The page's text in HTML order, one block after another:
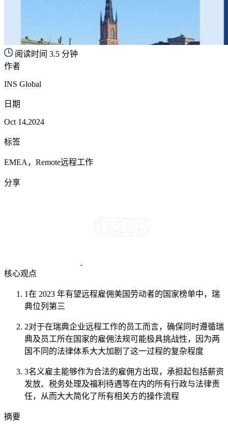
阅读时间 3.5 分钟
作者
INS Global
日期
Oct 14,2024
标签
EMEA，Remote远程工作
分享
核心观点
1在 2023 年有望远程雇佣美国劳动者的国家榜单中，瑞
典位列第三
2对于在瑞典企业远程工作的员工而言，确保同时遵循瑞
典及员工所在国家的雇佣法规可能极具挑战性，因为两
国不同的法律体系大大加剧了这一过程的复杂程度
3名义雇主能够作为合法的雇佣方出现，承担起包括薪资
发放、税务处理及福利待遇等在内的所有行政与法律责
任，从而大大简化了所有相关方的操作流程
摘要